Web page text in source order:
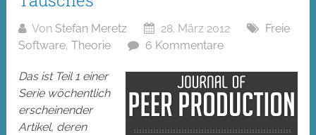
Von Stefan Meretz 28. März 2012
Freie
Software,Theorie 6 Kommentare
Das ist Teil 1 einer
Serie wöchentlich
erscheinender
Artikel, deren